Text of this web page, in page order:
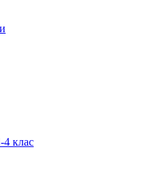
4 клас